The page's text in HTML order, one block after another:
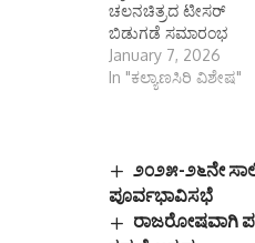
ಚಲನಚಿತ್ರದ ಟೀಸರ್
ಬಿಡುಗಡೆ ಸಮಾರಂಭ
January 7, 2026
In "ಕಲ್ಯಾಣಸಿರಿ ವಿಶೇಷ"
೨೦೨೫-೨೬ನೇ
ಪೂರ್ವಭಾವಿಸಭೆ
ರಾಜರೋಷವಾಗಿ